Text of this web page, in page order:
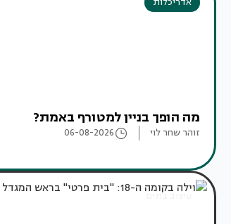
מה הופך בניין למטורף באמת?
זוהר שחר לוי 06-08-2026
עיצוב בתים